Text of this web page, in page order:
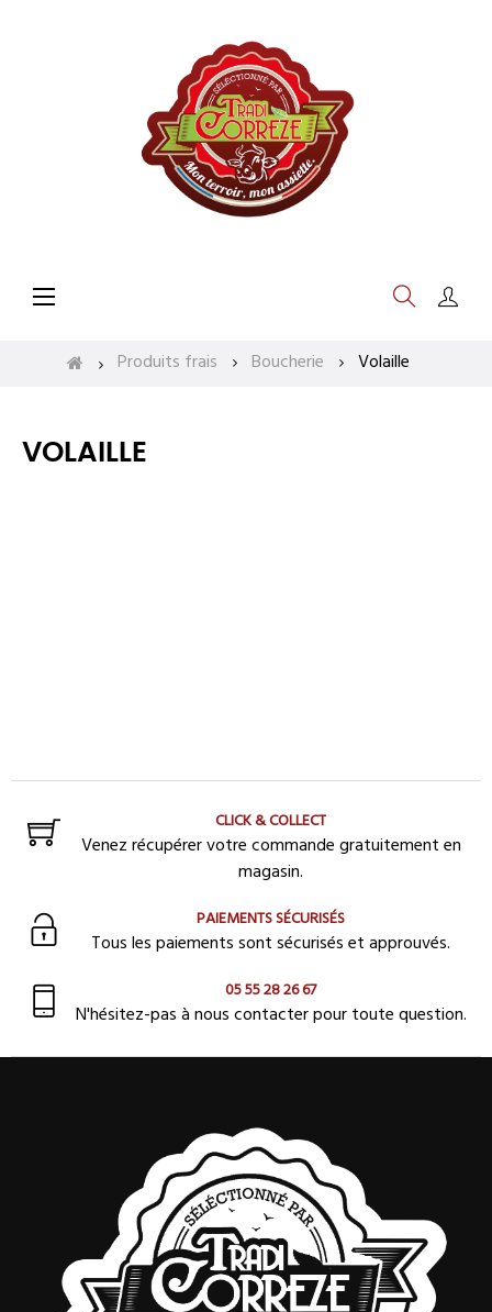
Basculer
la
☰
Produits frais Boucherie Volaille
VOLAILLE
CLICK & COLLECT
Venez récupérer votre commande gratuitement en
magasin.
PAIEMENTS SÉCURISÉS
Tous les paiements sont sécurisés et approuvés.
05 55 28 26 67
N'hésitez-pas à nous contacter pour toute question.